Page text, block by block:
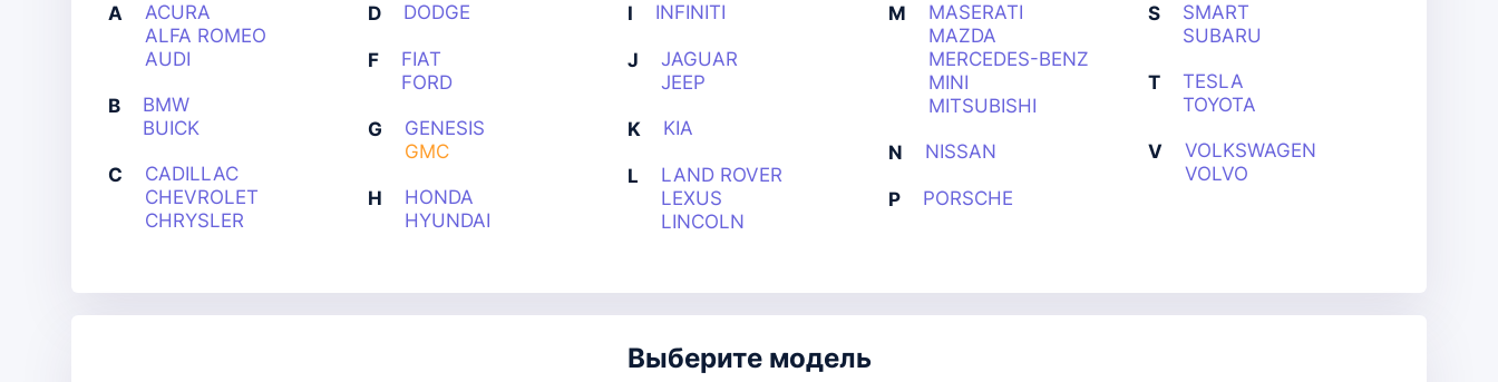
A
ACURA
ALFA ROMEO
AUDI
B
BMW
BUICK
C
CADILLAC
CHEVROLET
CHRYSLER
D DODGE
F
FIAT
FORD
G
GENESIS
GMC
H
HONDA
HYUNDAI
I INFINITI
J
JAGUAR
JEEP
K KIA
L
LAND ROVER
LEXUS
LINCOLN
M
MASERATI
MAZDA
MERCEDES-BENZ
MINI
MITSUBISHI
N NISSAN
P PORSCHE
S
SMART
SUBARU
T
TESLA
TOYOTA
V
VOLKSWAGEN
VOLVO
Выберите модель